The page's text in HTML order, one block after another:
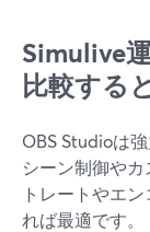
Simulive
比較する
OBS Studioは
シーン制御や
トレートやエ
れば最適です。